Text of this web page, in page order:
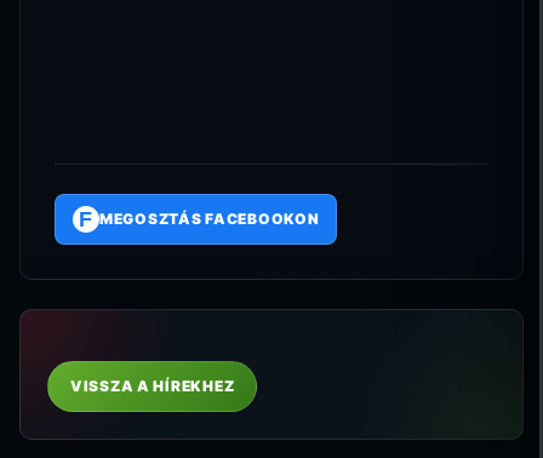
F MEGOSZTÁS FACEBOOKON
VISSZA A HÍREKHEZ